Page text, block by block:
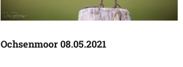
Ochsenmoor 08.05.2021